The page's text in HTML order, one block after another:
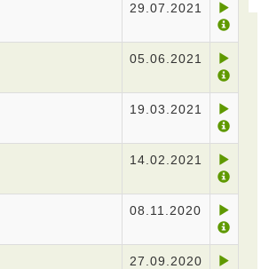
29.07.2021
05.06.2021
19.03.2021
14.02.2021
08.11.2020
27.09.2020